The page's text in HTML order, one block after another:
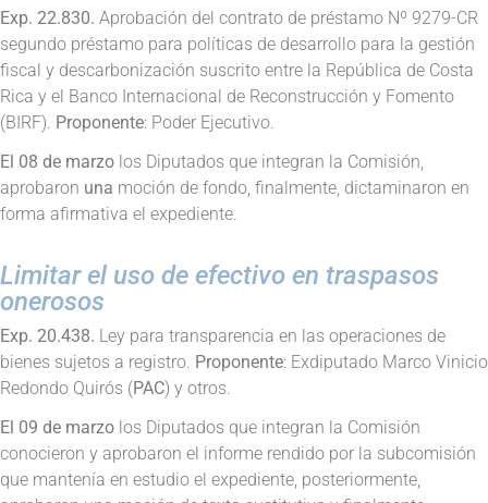
Exp. 22.830. Aprobación del contrato de préstamo Nº 9279-CR
segundo préstamo para políticas de desarrollo para la gestión
fiscal y descarbonización suscrito entre la República de Costa
Rica y el Banco Internacional de Reconstrucción y Fomento
(BIRF). Proponente: Poder Ejecutivo.
El 08 de marzo los Diputados que integran la Comisión,
aprobaron una moción de fondo, finalmente, dictaminaron en
forma afirmativa el expediente.
Limitar el uso de efectivo en traspasos
onerosos
Exp. 20.438. Ley para transparencia en las operaciones de
bienes sujetos a registro. Proponente: Exdiputado Marco Vinicio
Redondo Quirós (PAC) y otros.
El 09 de marzo los Diputados que integran la Comisión
conocieron y aprobaron el informe rendido por la subcomisión
que mantenía en estudio el expediente, posteriormente,